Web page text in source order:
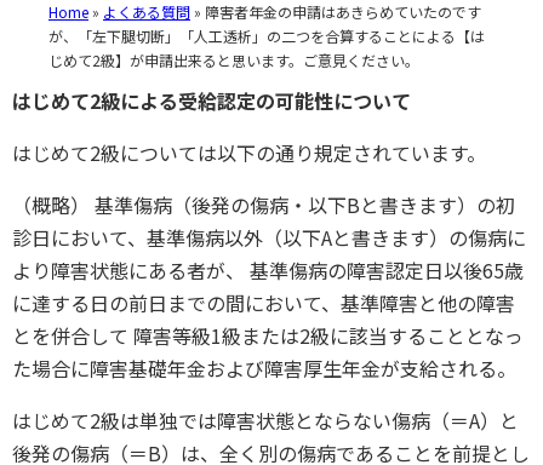
Home » よくある質問 » 障害者年金の申請はあきらめていたのです
が、「左下腿切断」「人工透析」の二つを合算することによる【は
じめて2級】が申請出来ると思います。ご意見ください。
はじめて2級による受給認定の可能性について
はじめて2級については以下の通り規定されています。
（概略） 基準傷病（後発の傷病・以下Bと書きます）の初
診日において、基準傷病以外（以下Aと書きます）の傷病に
より障害状態にある者が、 基準傷病の障害認定日以後65歳
に達する日の前日までの間において、基準障害と他の障害
とを併合して 障害等級1級または2級に該当することとなっ
た場合に障害基礎年金および障害厚生年金が支給される。
はじめて2級は単独では障害状態とならない傷病（＝A）と
後発の傷病（＝B）は、全く別の傷病であることを前提とし